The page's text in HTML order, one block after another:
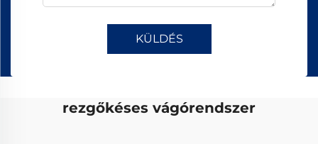
KÜLDÉS
rezgőkéses vágórendszer